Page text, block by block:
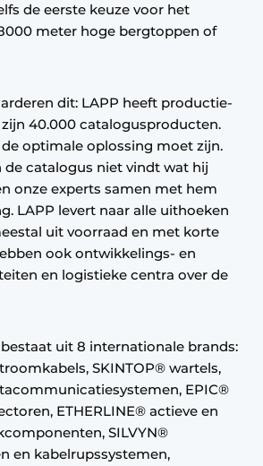
de eerste keuze voor het
meter hoge bergtoppen of
dit: LAPP heeft productie-
40.000 catalogusproducten.
optimale oplossing moet zijn.
de catalogus niet vindt wat hij
onze experts samen met hem
LAPP levert naar alle uithoeken
uit voorraad en met korte
ook ontwikkelings- en
en logistieke centra over de
uit 8 internationale brands:
SKINTOP® wartels,
EPIC®
ETHERLINE® actieve en
SILVYN®
en kabelrupssystemen,